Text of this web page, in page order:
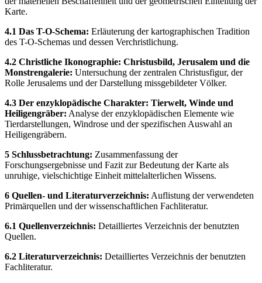
Karte.
4.1 Das T-O-Schema: Erläuterung der kartographischen Tradition
des T-O-Schemas und dessen Verchristlichung.
4.2 Christliche Ikonographie: Christusbild, Jerusalem und die
Monstrengalerie: Untersuchung der zentralen Christusfigur, der
Rolle Jerusalems und der Darstellung missgebildeter Völker.
4.3 Der enzyklopädische Charakter: Tierwelt, Winde und
Heiligengräber: Analyse der enzyklopädischen Elemente wie
Tierdarstellungen, Windrose und der spezifischen Auswahl an
Heiligengräbern.
5 Schlussbetrachtung: Zusammenfassung der
Forschungsergebnisse und Fazit zur Bedeutung der Karte als
unruhige, vielschichtige Einheit mittelalterlichen Wissens.
6 Quellen- und Literaturverzeichnis: Auflistung der verwendeten
Primärquellen und der wissenschaftlichen Fachliteratur.
6.1 Quellenverzeichnis: Detailliertes Verzeichnis der benutzten
Quellen.
6.2 Literaturverzeichnis: Detailliertes Verzeichnis der benutzten
Fachliteratur.